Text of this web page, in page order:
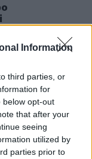
Information
third parties, or
for
below opt-out
that after your
seeing
utilized by
parties prior to